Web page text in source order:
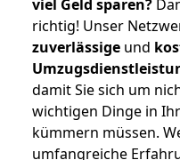
viel Geld sparen?
richtig! Unser
zuverlässige und
damit Sie sich um
wichtigen Dinge in
kümmern müssen.
umfangreiche